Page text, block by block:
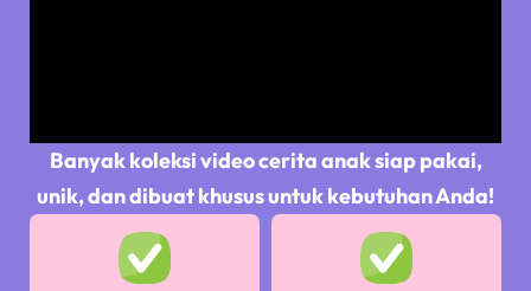
Banyak koleksi video cerita anak siap pakai,
unik, dan dibuat khusus untuk kebutuhan Anda!